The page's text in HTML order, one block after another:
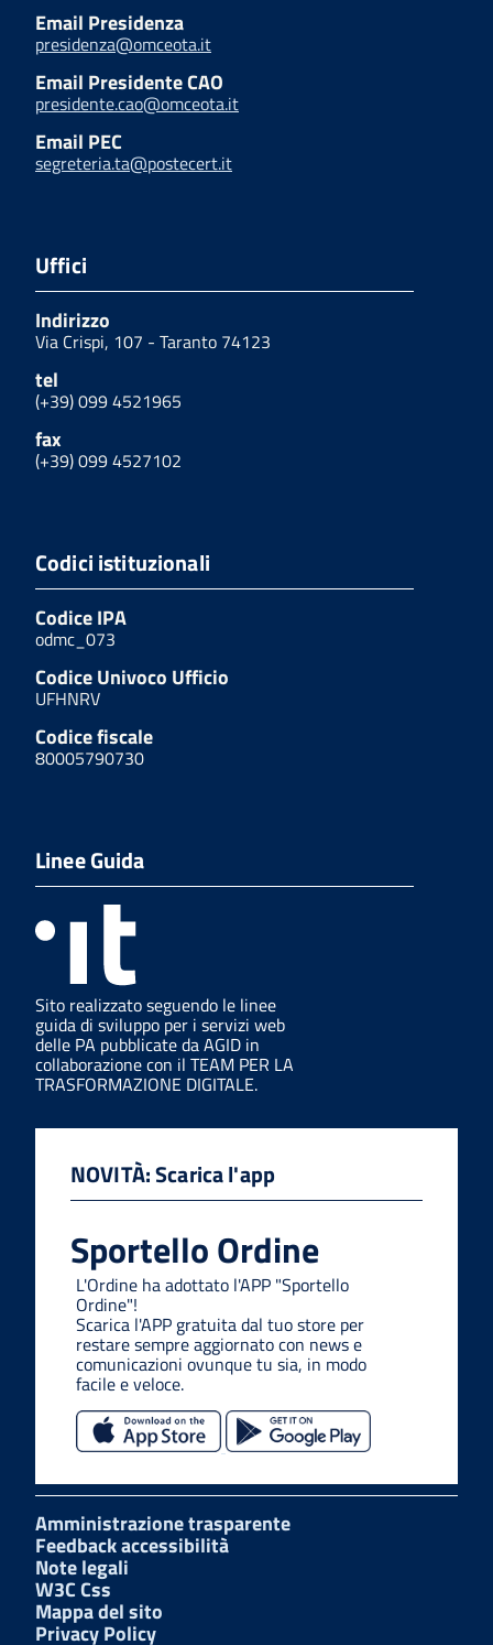
Email Presidenza
presidenza@omceota.it
Email Presidente CAO
presidente.cao@omceota.it
Email PEC
segreteria.ta@postecert.it
Uffici
Indirizzo
Via Crispi, 107 - Taranto 74123
tel
(+39) 099 4521965
fax
(+39) 099 4527102
Codici istituzionali
Codice IPA
odmc_073
Codice Univoco Ufficio
UFHNRV
Codice fiscale
80005790730
Linee Guida
Sito realizzato seguendo le linee
guida di sviluppo per i servizi web
delle PA pubblicate da AGID in
collaborazione con il TEAM PER LA
TRASFORMAZIONE DIGITALE.
NOVITÀ: Scarica l'app
Sportello Ordine
L'Ordine ha adottato l'APP "Sportello
Ordine"!
Scarica l'APP gratuita dal tuo store per
restare sempre aggiornato con news e
comunicazioni ovunque tu sia, in modo
facile e veloce.
Amministrazione trasparente
Feedback accessibilità
Note legali
W3C Css
Mappa del sito
Privacy Policy